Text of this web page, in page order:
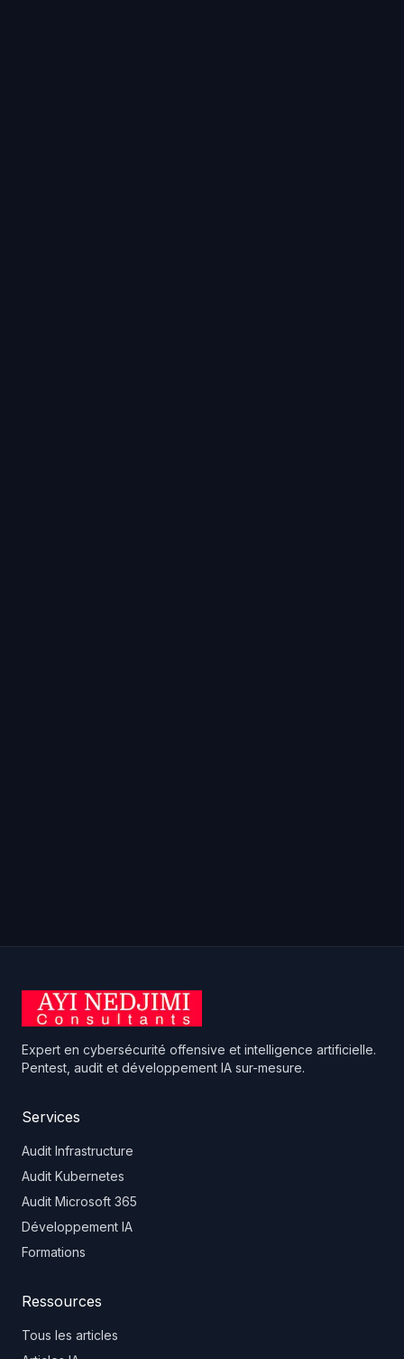
Expert en cybersécurité offensive et intelligence artificielle.
Pentest, audit et développement IA sur-mesure.
Services
Audit Infrastructure
Audit Kubernetes
Audit Microsoft 365
Développement IA
Formations
Ressources
Tous les articles